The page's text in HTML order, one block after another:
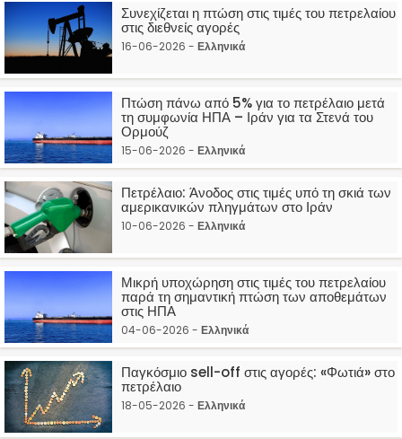
Συνεχίζεται η πτώση στις τιμές του πετρελαίου
στις διεθνείς αγορές
16-06-2026 - Ελληνικά
Πτώση πάνω από 5% για το πετρέλαιο μετά
τη συμφωνία ΗΠΑ – Ιράν για τα Στενά του
Ορμούζ
15-06-2026 - Ελληνικά
Πετρέλαιο: Άνοδος στις τιμές υπό τη σκιά των
αμερικανικών πληγμάτων στο Ιράν
10-06-2026 - Ελληνικά
Μικρή υποχώρηση στις τιμές του πετρελαίου
παρά τη σημαντική πτώση των αποθεμάτων
στις ΗΠΑ
04-06-2026 - Ελληνικά
Παγκόσμιο sell-off στις αγορές: «Φωτιά» στο
πετρέλαιο
18-05-2026 - Ελληνικά